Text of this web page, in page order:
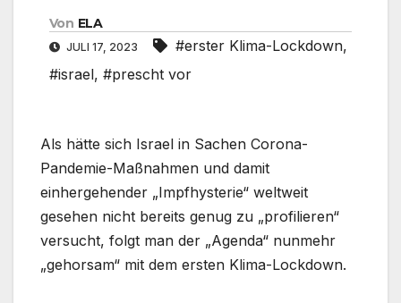
Von ELA
JULI 17, 2023 #erster Klima-Lockdown,
#israel, #prescht vor
Als hätte sich Israel in Sachen Corona-
Pandemie-Maßnahmen und damit
einhergehender „Impfhysterie“ weltweit
gesehen nicht bereits genug zu „profilieren“
versucht, folgt man der „Agenda“ nunmehr
„gehorsam“ mit dem ersten Klima-Lockdown.